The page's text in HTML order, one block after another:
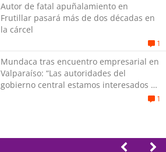
Autor de fatal apuñalamiento en
Frutillar pasará más de dos décadas en
la cárcel
1
Mundaca tras encuentro empresarial en
Valparaíso: “Las autoridades del
gobierno central estamos interesados en
1